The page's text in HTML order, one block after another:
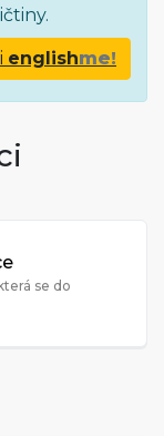
englishme!
se do